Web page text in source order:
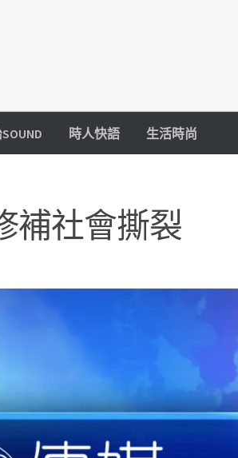
時人快語 生活時尚
補社會撕裂